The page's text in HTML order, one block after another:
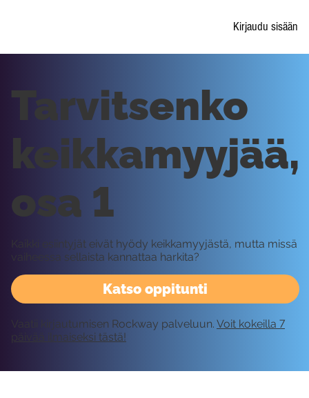
Kirjaudu sisään
Katso oppitunti
Tarvitsenko
keikkamyyjää,
osa 1
Kaikki esiintyjät eivät hyödy keikkamyyjästä, mutta missä
vaiheessa sellaista kannattaa harkita?
Vaatii kirjautumisen Rockway palveluun. Voit kokeilla 7
päivää ilmaiseksi tästä!